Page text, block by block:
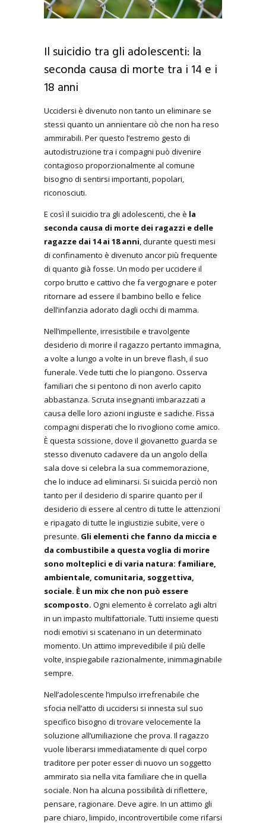
Il suicidio tra gli adolescenti: la
seconda causa di morte tra i 14 e i
18 anni
Uccidersi è divenuto non tanto un eliminare se
stessi quanto un annientare ciò che non ha reso
ammirabili. Per questo l’estremo gesto di
autodistruzione tra i compagni può divenire
contagioso proporzionalmente al comune
bisogno di sentirsi importanti, popolari,
riconosciuti.
E così il suicidio tra gli adolescenti, che è la
seconda causa di morte dei ragazzi e delle
ragazze dai 14 ai 18 anni, durante questi mesi
di confinamento è divenuto ancor più frequente
di quanto già fosse. Un modo per uccidere il
corpo brutto e cattivo che fa vergognare e poter
ritornare ad essere il bambino bello e felice
dell’infanzia adorato dagli occhi di mamma.
Nell’impellente, irresistibile e travolgente
desiderio di morire il ragazzo pertanto immagina,
a volte a lungo a volte in un breve flash, il suo
funerale. Vede tutti che lo piangono. Osserva
familiari che si pentono di non averlo capito
abbastanza. Scruta insegnanti imbarazzati a
causa delle loro azioni ingiuste e sadiche. Fissa
compagni disperati che lo rivogliono come amico.
È questa scissione, dove il giovanetto guarda se
stesso divenuto cadavere da un angolo della
sala dove si celebra la sua commemorazione,
che lo induce ad eliminarsi. Si suicida perciò non
tanto per il desiderio di sparire quanto per il
desiderio di essere al centro di tutte le attenzioni
e ripagato di tutte le ingiustizie subite, vere o
presunte. Gli elementi che fanno da miccia e
da combustibile a questa voglia di morire
sono molteplici e di varia natura: familiare,
ambientale, comunitaria, soggettiva,
sociale. È un mix che non può essere
scomposto. Ogni elemento è correlato agli altri
in un impasto multifattoriale. Tutti insieme questi
nodi emotivi si scatenano in un determinato
momento. Un attimo imprevedibile il più delle
volte, inspiegabile razionalmente, inimmaginabile
sempre.
Nell’adolescente l’impulso irrefrenabile che
sfocia nell’atto di uccidersi si innesta sul suo
specifico bisogno di trovare velocemente la
soluzione all’umiliazione che prova. Il ragazzo
vuole liberarsi immediatamente di quel corpo
traditore per poter esser di nuovo un soggetto
ammirato sia nella vita familiare che in quella
sociale. Non ha alcuna possibilità di riflettere,
pensare, ragionare. Deve agire. In un attimo gli
pare chiaro, limpido, incontrovertibile come rifarsi